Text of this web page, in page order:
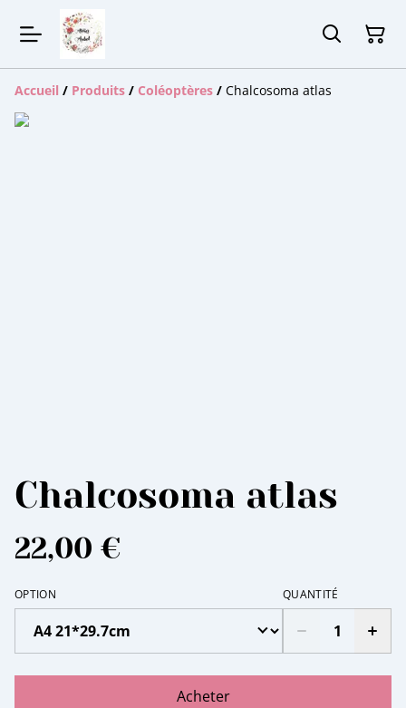
Accueil / Produits / Coléoptères / Chalcosoma atlas
Chalcosoma atlas
22,00 €
OPTION QUANTITÉ
Acheter